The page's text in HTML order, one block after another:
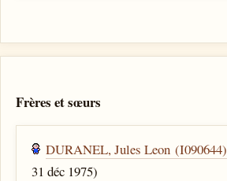
Frères et sœurs
DURANEL, Jules Leon (I090644)
31 déc 1975)